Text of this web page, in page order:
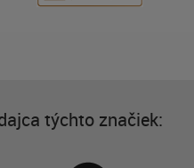
týchto značiek: